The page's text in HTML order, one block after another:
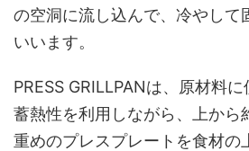
の空洞に流し込んで、冷やして
いいます。
PRESS GRILLPANは、原材料
蓄熱性を利用しながら、上から
重めのプレスプレートを食材の